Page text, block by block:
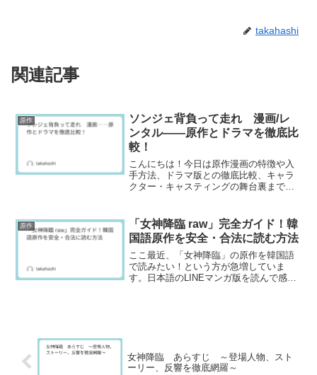
takahashi
関連記事
原作
ソンジェ背負って走れ 漫画/レ
ンタル――原作とドラマを徹底比
較！
こんにちは！今日は原作漫画の特徴や入
手方法、ドラマ版との徹底比較、キャラ
クター・キャスティングの舞台裏まで、
人も、きっと思わず惹き込まれるはず。
原作
「女神降臨 raw」完全ガイド！韓
国語原作を安全・合法に読む方法
ここ最近、「女神降臨」の原作を韓国語
で読みたい！という方が急増していま
す。日本語のLINEマンガ版を読んで感動
さらに翻訳アプリを使えば内容を理解で
きるので、韓国語が苦手な人でも安心。
女神降臨 あらすじ ～登場人物、スト
ーリー、反響を徹底網羅～